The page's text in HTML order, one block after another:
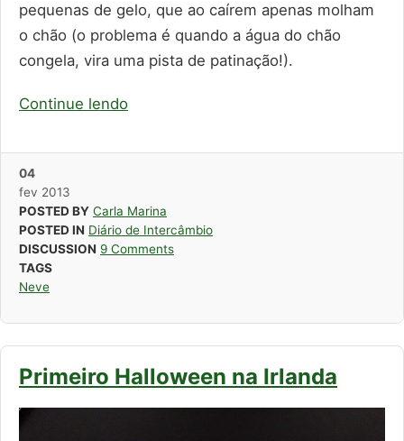
pequenas de gelo, que ao caírem apenas molham
o chão (o problema é quando a água do chão
congela, vira uma pista de patinação!).
Continue lendo
04
fev 2013
POSTED BY Carla Marina
POSTED IN Diário de Intercâmbio
DISCUSSION 9 Comments
TAGS
Neve
Primeiro Halloween na Irlanda